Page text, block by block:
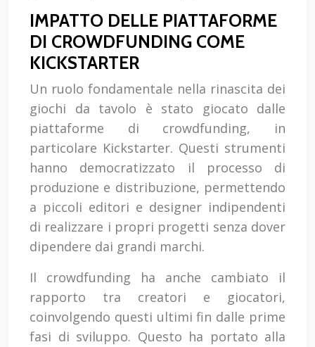
IMPATTO DELLE PIATTAFORME
DI CROWDFUNDING COME
KICKSTARTER
Un ruolo fondamentale nella rinascita dei
giochi da tavolo è stato giocato dalle
piattaforme di crowdfunding, in
particolare Kickstarter. Questi strumenti
hanno democratizzato il processo di
produzione e distribuzione, permettendo
a piccoli editori e designer indipendenti
di realizzare i propri progetti senza dover
dipendere dai grandi marchi.
Il crowdfunding ha anche cambiato il
rapporto tra creatori e giocatori,
coinvolgendo questi ultimi fin dalle prime
fasi di sviluppo. Questo ha portato alla